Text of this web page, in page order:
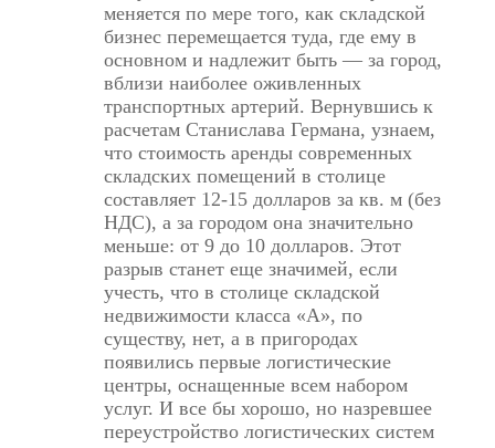
меняется по мере того, как складской
бизнес перемещается туда, где ему в
основном и надлежит быть — за город,
вблизи наиболее оживленных
транспортных артерий. Вернувшись к
расчетам Станислава Германа, узнаем,
что стоимость аренды современных
складских помещений в столице
составляет 12-15 долларов за кв. м (без
НДС), а за городом она значительно
меньше: от 9 до 10 долларов. Этот
разрыв станет еще значимей, если
учесть, что в столице складской
недвижимости класса «А», по
существу, нет, а в пригородах
появились первые логистические
центры, оснащенные всем набором
услуг. И все бы хорошо, но назревшее
переустройство логистических систем